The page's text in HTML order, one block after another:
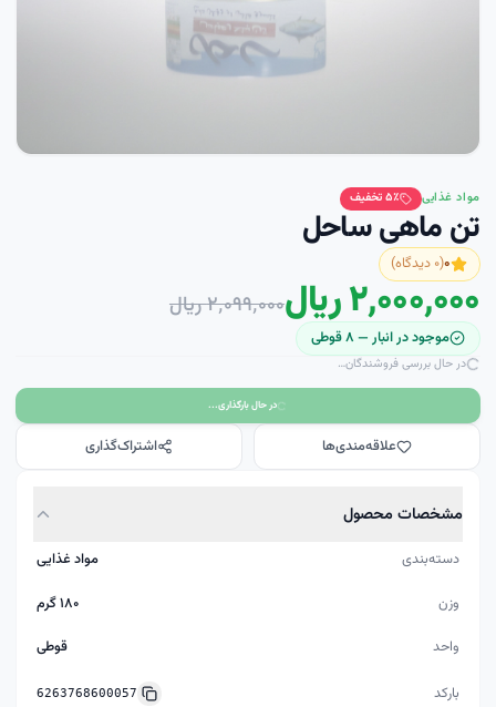
مواد غذایی ۵٪ تخفیف
تن ماهی ساحل
۰(۰ دیدگاه)
۲٬۰۰۰٬۰۰۰ ریال ۲٬۰۹۹٬۰۰۰ ریال
موجود در انبار — ۸قوطی
در حال بررسی فروشندگان…
در حال بارگذاری...
علاقه‌مندی‌ها اشتراک‌گذاری
مشخصات محصول
دسته‌بندی
مواد غذایی
وزن
۱۸۰ گرم
واحد
قوطی
بارکد 6263768600057